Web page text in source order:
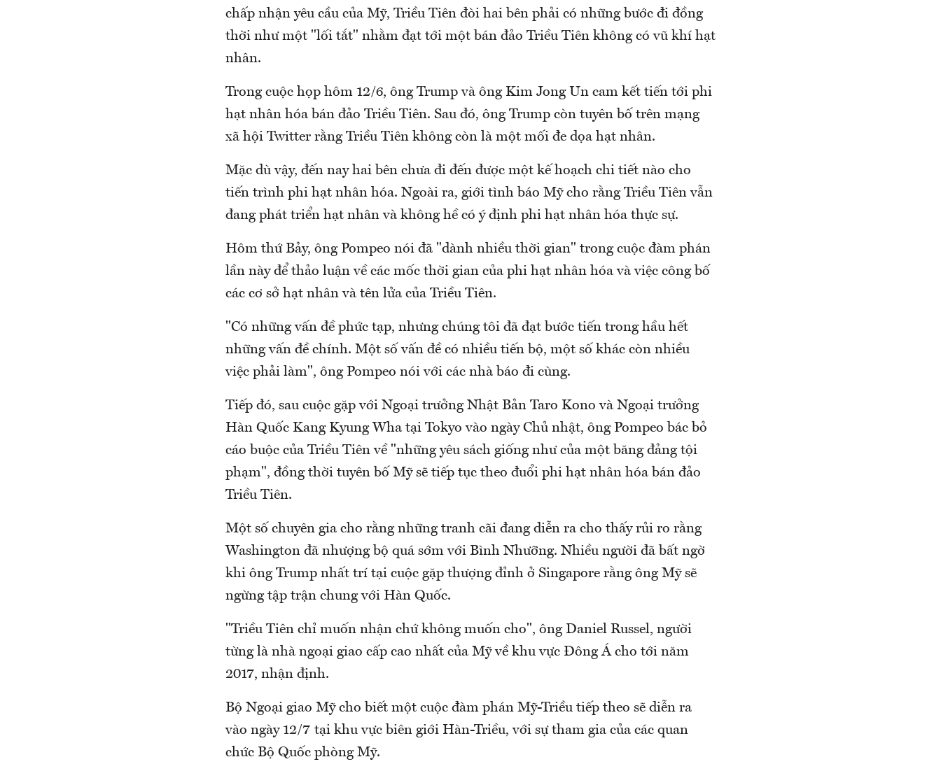
chấp nhận yêu cầu của Mỹ, Triều Tiên đòi hai bên phải có những bước đi đồng
thời như một "lối tắt" nhằm đạt tới một bán đảo Triều Tiên không có vũ khí hạt
nhân.
Trong cuộc họp hôm 12/6, ông Trump và ông Kim Jong Un cam kết tiến tới phi
hạt nhân hóa bán đảo Triều Tiên. Sau đó, ông Trump còn tuyên bố trên mạng
xã hội Twitter rằng Triều Tiên không còn là một mối đe dọa hạt nhân.
Mặc dù vậy, đến nay hai bên chưa đi đến được một kế hoạch chi tiết nào cho
tiến trình phi hạt nhân hóa. Ngoài ra, giới tình báo Mỹ cho rằng Triều Tiên vẫn
đang phát triển hạt nhân và không hề có ý định phi hạt nhân hóa thực sự.
Hôm thứ Bảy, ông Pompeo nói đã "dành nhiều thời gian" trong cuộc đàm phán
lần này để thảo luận về các mốc thời gian của phi hạt nhân hóa và việc công bố
các cơ sở hạt nhân và tên lửa của Triều Tiên.
"Có những vấn đề phức tạp, nhưng chúng tôi đã đạt bước tiến trong hầu hết
những vấn đề chính. Một số vấn đề có nhiều tiến bộ, một số khác còn nhiều
việc phải làm", ông Pompeo nói với các nhà báo đi cùng.
Tiếp đó, sau cuộc gặp với Ngoại trưởng Nhật Bản Taro Kono và Ngoại trưởng
Hàn Quốc Kang Kyung Wha tại Tokyo vào ngày Chủ nhật, ông Pompeo bác bỏ
cáo buộc của Triều Tiên về "những yêu sách giống như của một băng đảng tội
phạm", đồng thời tuyên bố Mỹ sẽ tiếp tục theo đuổi phi hạt nhân hóa bán đảo
Triều Tiên.
Một số chuyên gia cho rằng những tranh cãi đang diễn ra cho thấy rủi ro rằng
Washington đã nhượng bộ quá sớm với Bình Nhưỡng. Nhiều người đã bất ngờ
khi ông Trump nhất trí tại cuộc gặp thượng đỉnh ở Singapore rằng ông Mỹ sẽ
ngừng tập trận chung với Hàn Quốc.
"Triều Tiên chỉ muốn nhận chứ không muốn cho", ông Daniel Russel, người
từng là nhà ngoại giao cấp cao nhất của Mỹ về khu vực Đông Á cho tới năm
2017, nhận định.
Bộ Ngoại giao Mỹ cho biết một cuộc đàm phán Mỹ-Triều tiếp theo sẽ diễn ra
vào ngày 12/7 tại khu vực biên giới Hàn-Triều, với sự tham gia của các quan
chức Bộ Quốc phòng Mỹ.